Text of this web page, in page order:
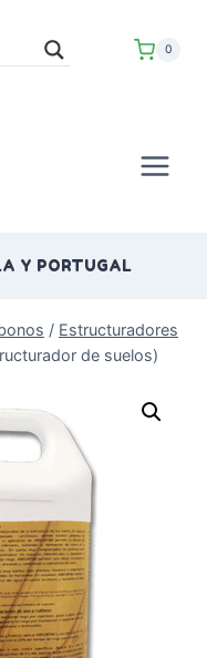
0
Y PORTUGAL
/ Estructuradores
de suelos)